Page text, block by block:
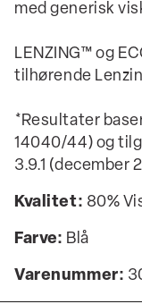
med generisk
LENZING™ og
tilhørende
*Resultater
14040/44) og
3.9.1 (december
Kvalitet: 80%
Farve: Blå
Varenummer: